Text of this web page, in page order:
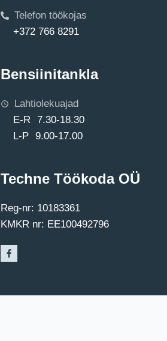
Telefon töökojas
+372 766 8291
Bensiinitankla
Lahtiolekuajad
E-R 7.30-18.30
L-P 9.00-17.00
Techne Töökoda OÜ
Reg-nr: 10183361
KMKR nr: EE100492796